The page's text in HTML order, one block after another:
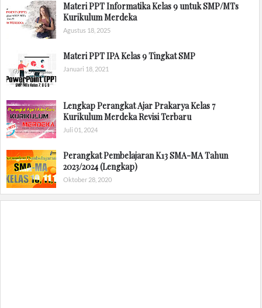
Materi PPT Informatika Kelas 9 untuk SMP/MTs
Kurikulum Merdeka
Agustus 18, 2025
Materi PPT IPA Kelas 9 Tingkat SMP
Januari 18, 2021
Lengkap Perangkat Ajar Prakarya Kelas 7
Kurikulum Merdeka Revisi Terbaru
Juli 01, 2024
Perangkat Pembelajaran K13 SMA-MA Tahun
2023/2024 (Lengkap)
Oktober 28, 2020